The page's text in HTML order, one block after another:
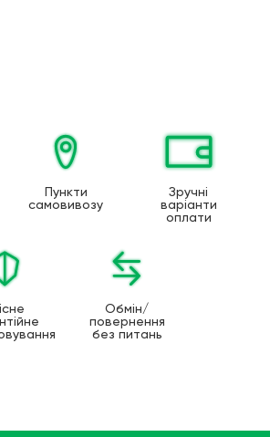
Пункти
самовивозу
Зручні
варіанти
оплати
Обмін/
повернення
без питань